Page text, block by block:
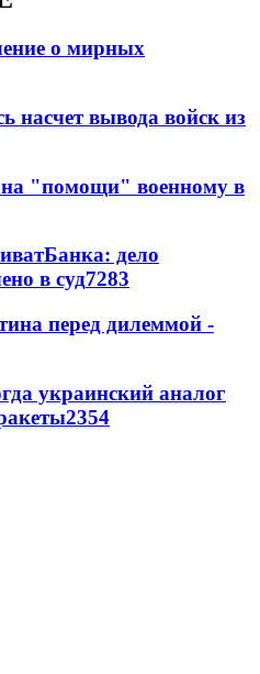
о мирных
насчет вывода войск из
"помощи" военному в
дело
в суд7283
перед дилеммой -
украинский аналог
2354